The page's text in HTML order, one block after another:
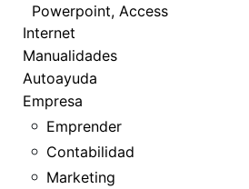
Powerpoint, Access
Internet
Manualidades
Autoayuda
Empresa
Emprender
Contabilidad
Marketing